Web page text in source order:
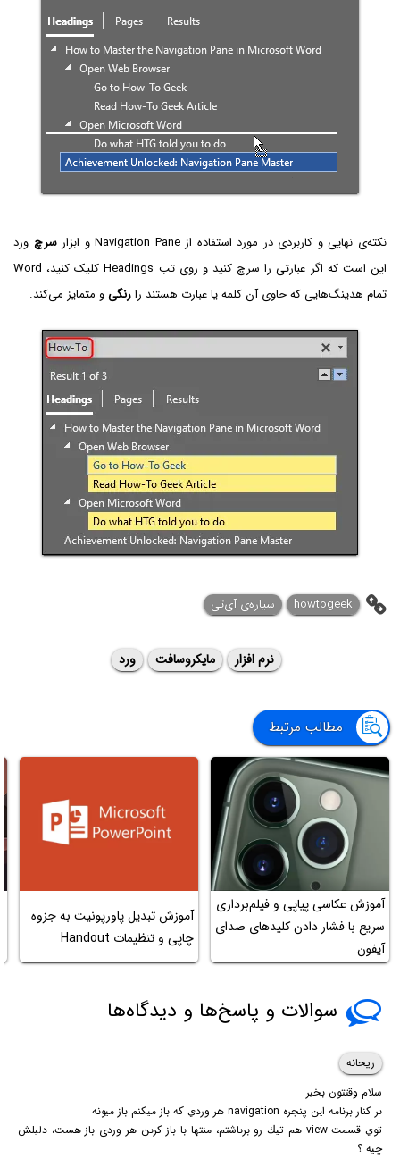
نکته‌ی نهایی و کاربردی در مورد استفاده از Navigation Pane و ابزار سرچ ورد
این است که اگر عبارتی را سرچ کنید و روی تب Headings کلیک کنید، Word
تمام هدینگ‌هایی که حاوی آن کلمه یا عبارت هستند رارنگیو متمایز می‌کند.
howtogeek سیاره‌ی ‌آی‌تی
نرم افزار مایکروسافت ورد
مطالب مرتبط
آموزش عکاسی پیاپی و فیلم‌برداری
سریع با فشار دادن کلیدهای صدای
آیفون
آموزش تبدیل پاورپونیت به جزوه
چاپی و تنظیمات Handout
سوالات و پاسخ‌ها و دیدگاه‌ها
ریحانه
سلام وقتتون بخير
ىر كنار برنامه اين پنجره navigation هر وردي كه باز ميكنم باز ميونه
توي قسمت view هم تيك رو برىاشتم، منتها با باز كرىن هر وردى باز هست، دليلش
چيه ؟